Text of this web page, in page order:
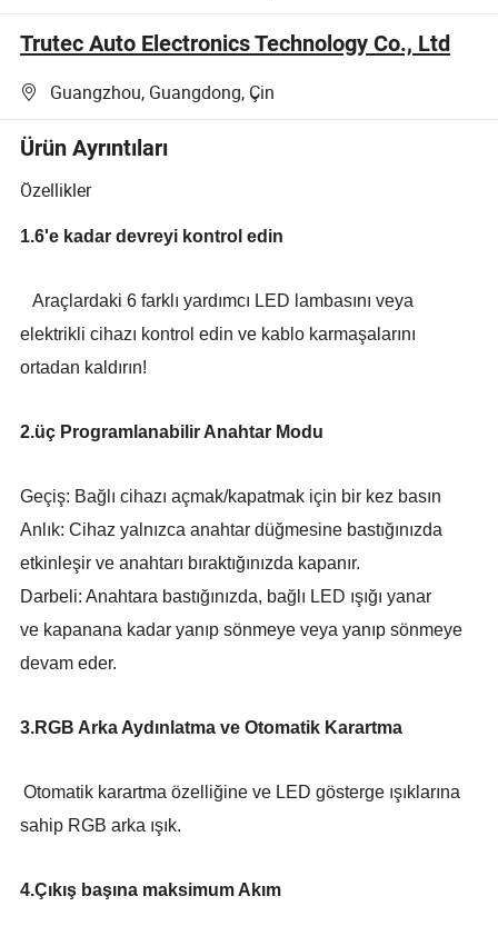
Trutec Auto Electronics Technology Co., Ltd
Guangzhou, Guangdong, Çin
Ürün Ayrıntıları
Özellikler
1.6'e kadar devreyi kontrol edin
Araçlardaki 6 farklı yardımcı LED lambasını veya
elektrikli cihazı kontrol edin ve kablo karmaşalarını
ortadan kaldırın!
2.üç Programlanabilir Anahtar Modu
Geçiş: Bağlı cihazı açmak/kapatmak için bir kez basın
Anlık: Cihaz yalnızca anahtar düğmesine bastığınızda
etkinleşir ve anahtarı bıraktığınızda kapanır.
Darbeli: Anahtara bastığınızda, bağlı LED ışığı yanar
ve kapanana kadar yanıp sönmeye veya yanıp sönmeye
devam eder.
3.RGB Arka Aydınlatma ve Otomatik Karartma
Otomatik karartma özelliğine ve LED gösterge ışıklarına
sahip RGB arka ışık.
4.Çıkış başına maksimum Akım